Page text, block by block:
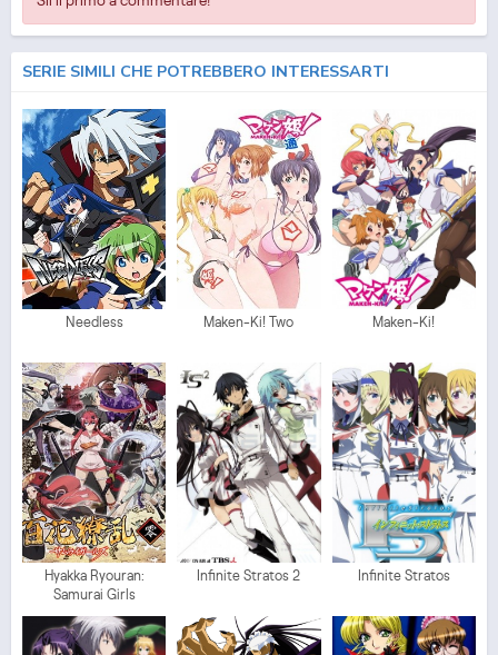
SERIE SIMILI CHE POTREBBERO INTERESSARTI
Needless Maken-Ki! Two Maken-Ki!
Hyakka Ryouran:
Samurai Girls
Infinite Stratos 2 Infinite Stratos